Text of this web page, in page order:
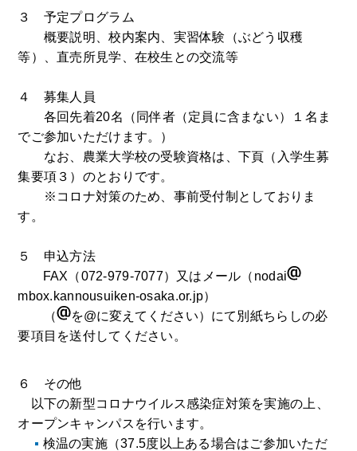
３ 予定プログラム
概要説明、校内案内、実習体験（ぶどう収穫
等）、直売所見学、在校生との交流等
４ 募集人員
各回先着20名（同伴者（定員に含まない）１名ま
でご参加いただけます。）
なお、農業大学校の受験資格は、下頁（入学生募
集要項３）のとおりです。
※コロナ対策のため、事前受付制としておりま
す。
５ 申込方法
FAX （072-979-7077）又はメール（ nodai
mbox.kannousuiken-osaka.or.jp）
（
を@に変えてください） にて別紙ちらしの必
要項目を送付してください。
６ その他
以下の新型コロナウイルス感染症対策を実施の上、
オープンキャンパスを行います。
検温の実施（37.5度以上ある場合はご参加いただ